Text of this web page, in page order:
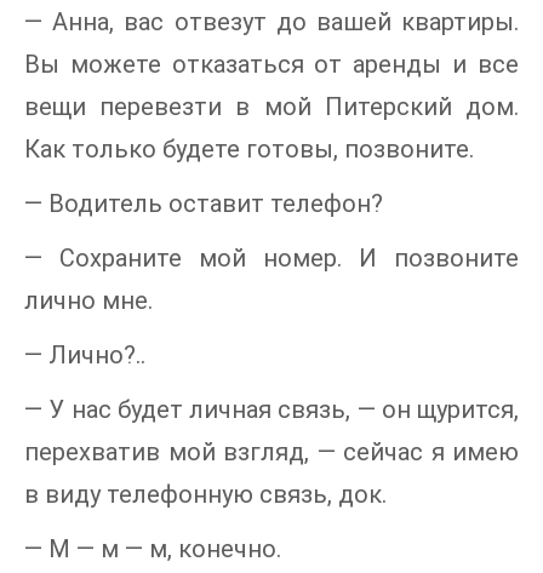
— Анна, вас отвезут до вашей квартиры.
Вы можете отказаться от аренды и все
вещи перевезти в мой Питерский дом.
Как только будете готовы, позвоните.
— Водитель оставит телефон?
— Сохраните мой номер. И позвоните
лично мне.
— Лично?..
— У нас будет личная связь, — он щурится,
перехватив мой взгляд, — сейчас я имею
в виду телефонную связь, док.
— М — м — м, конечно.